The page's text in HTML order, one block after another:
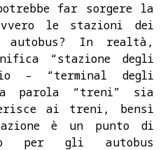
potrebbe far sorgere la
le stazioni dei
In realtà,
“stazione degli
– “terminal degli
la parola “treni” sia
ai treni, bensì
è un punto di
per gli autobus